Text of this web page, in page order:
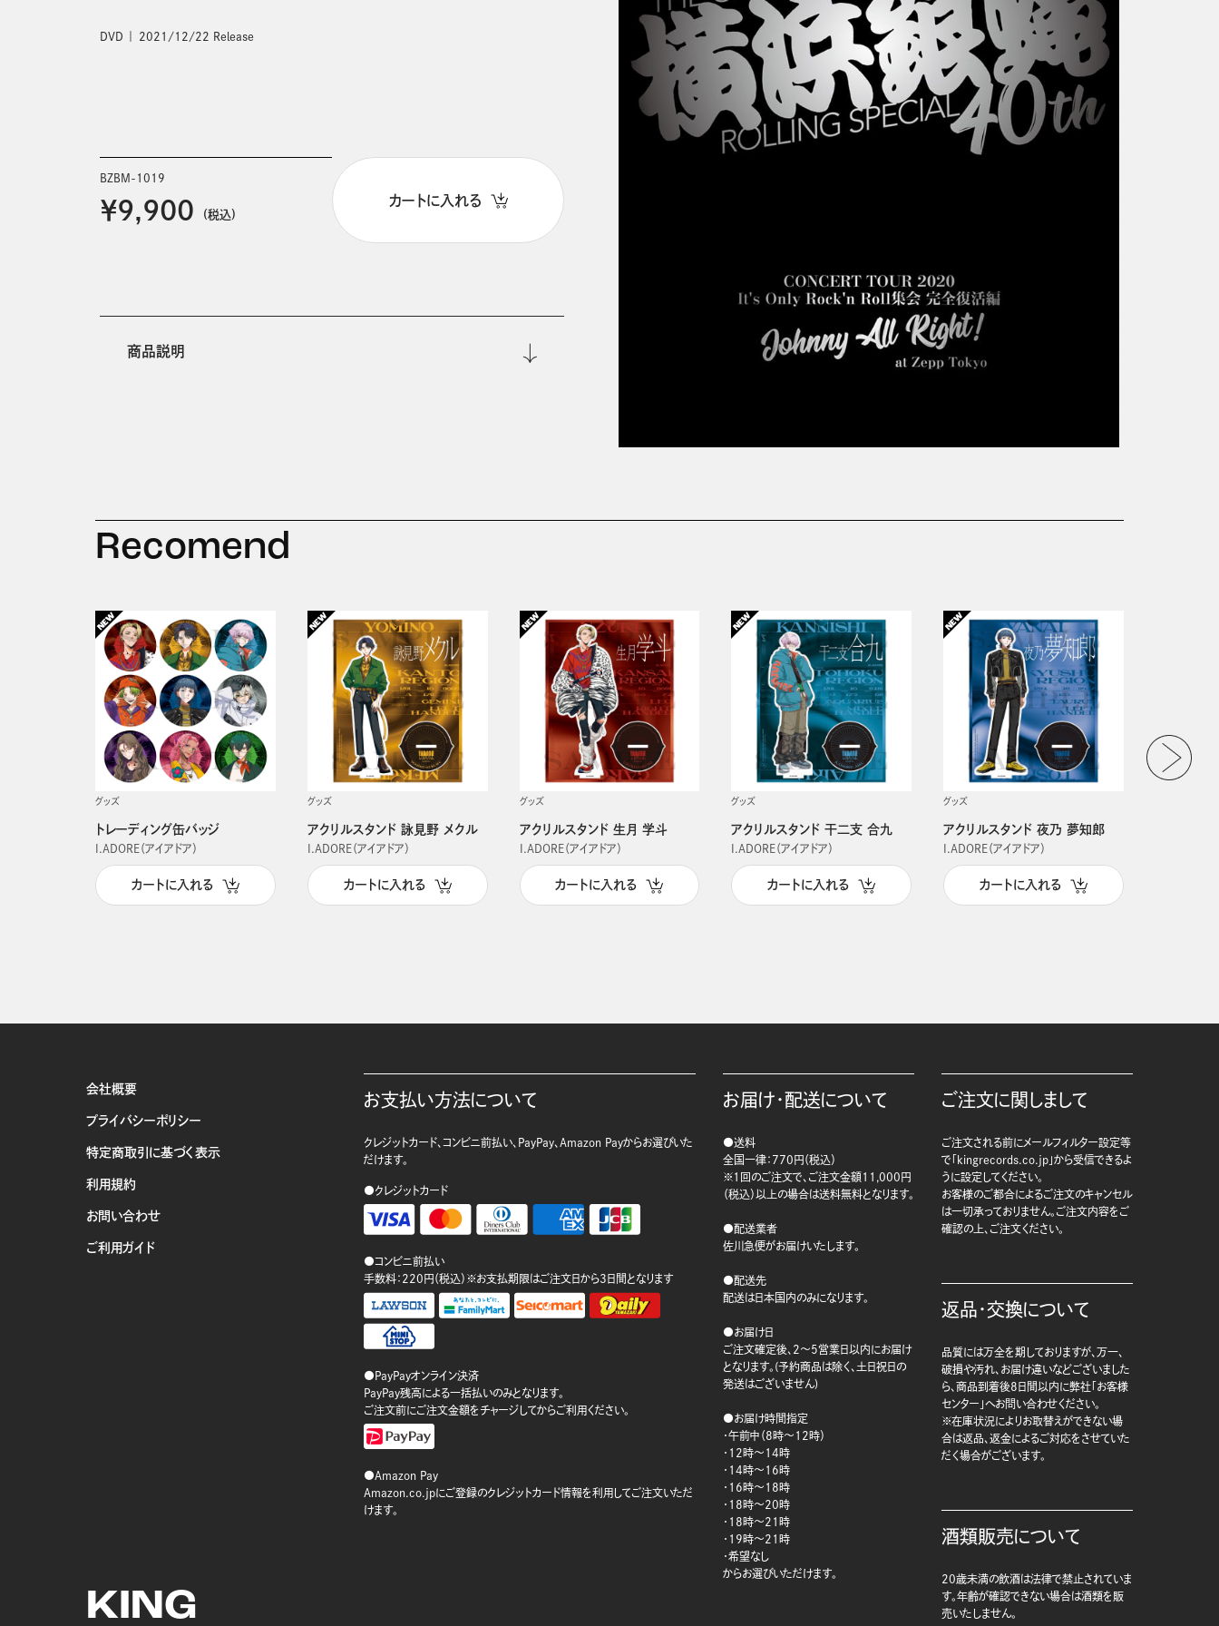
DVD 2021/12/22 Release
BZBM-1019
￥9,900 (税込)
カートに入れる
商品説明
Recomend
グッズ
トレーディング缶バッジ
I.ADORE（アイアドア）
カートに入れる
グッズ
アクリルスタンド 詠見野 メクル
I.ADORE（アイアドア）
カートに入れる
グッズ
アクリルスタンド 生月 学斗
I.ADORE（アイアドア）
カートに入れる
グッズ
アクリルスタンド 干二支 合九
I.ADORE（アイアドア）
カートに入れる
グッズ
アクリルスタンド 夜乃 夢知郎
I.ADORE（アイアドア）
カートに入れる
会社概要
プライバシーポリシー
特定商取引に基づく表示
利用規約
お問い合わせ
ご利用ガイド
KING
お支払い方法について
クレジットカード、コンビニ前払い、PayPay、Amazon Payからお選びいた
だけます。
●クレジットカード
●コンビニ前払い
手数料：220円（税込）※お支払期限はご注文日から3日間となります
●PayPayオンライン決済
PayPay残高による一括払いのみとなります。
ご注文前にご注文金額をチャージしてからご利用ください。
●Amazon Pay
Amazon.co.jpにご登録のクレジットカード情報を利用してご注文いただ
けます。
お届け・配送について
●送料
全国一律：770円（税込）
※1回のご注文で、ご注文金額11,000円
（税込）以上の場合は送料無料となります。
●配送業者
佐川急便がお届けいたします。
●配送先
配送は日本国内のみになります。
●お届け日
ご注文確定後、2～5営業日以内にお届け
となります。(予約商品は除く、土日祝日の
発送はございません)
●お届け時間指定
・午前中（8時～12時）
・12時～14時
・14時～16時
・16時～18時
・18時～20時
・18時～21時
・19時～21時
・希望なし
からお選びいただけます。
ご注文に関しまして
ご注文される前にメールフィルター設定等
で「kingrecords.co.jp」から受信できるよ
うに設定してください。
お客様のご都合によるご注文のキャンセル
は一切承っておりません。ご注文内容をご
確認の上、ご注文ください。
返品・交換について
品質には万全を期しておりますが、万一、
破損や汚れ、お届け違いなどございました
ら、商品到着後8日間以内に弊社「お客様
センター」へお問い合わせください。
※在庫状況によりお取替えができない場
合は返品、返金によるご対応をさせていた
だく場合がございます。
酒類販売について
20歳未満の飲酒は法律で禁止されていま
す。年齢が確認できない場合は酒類を販
売いたしません。